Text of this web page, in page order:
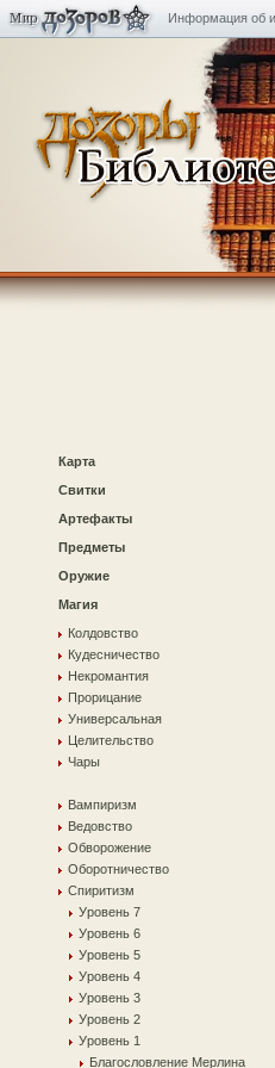
Информация об
Карта
Свитки
Артефакты
Предметы
Оружие
Магия
Колдовство
Кудесничество
Некромантия
Прорицание
Универсальная
Целительство
Чары
Вампиризм
Ведовство
Обворожение
Оборотничество
Спиритизм
Уровень 7
Уровень 6
Уровень 5
Уровень 4
Уровень 3
Уровень 2
Уровень 1
Благословление Мерлина